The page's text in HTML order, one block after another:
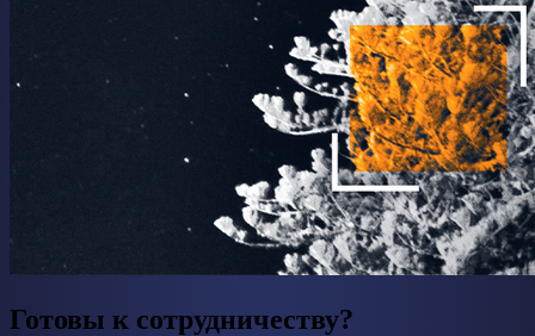
Готовы к сотрудничеству?